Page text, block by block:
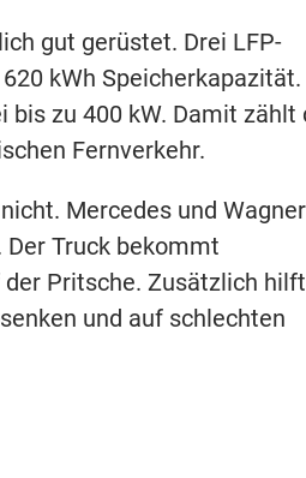
gut gerüstet. Drei LFP-
kWh Speicherkapazität.
bis zu 400 kW. Damit zählt
Fernverkehr.
Mercedes und Wagner
Truck bekommt
Pritsche. Zusätzlich hilft
und auf schlechten